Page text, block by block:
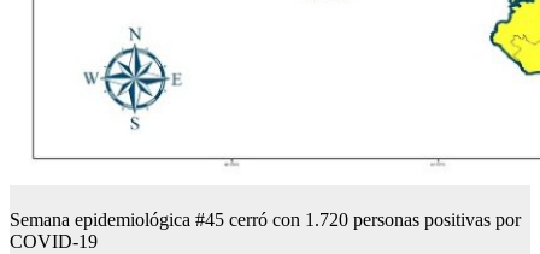
Semana epidemiológica #45 cerró con 1.720 personas positivas por
COVID-19